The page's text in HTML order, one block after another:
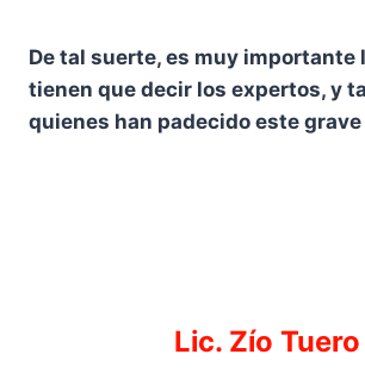
De tal suerte, es muy importante
tienen que decir los expertos, y
quienes han padecido este
Lic. Zío Tuero